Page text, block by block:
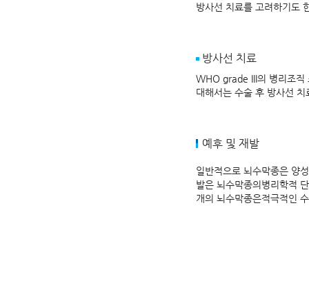
방사선 치료를 고려하기도
방사선 치료
WHO grade III의 병리조직
대해서는 수술 후 방사선
예후 및 재발
일반적으로 뇌수막종은 양
발은 뇌수막종의병리학적
개의 뇌수막종은적극적인